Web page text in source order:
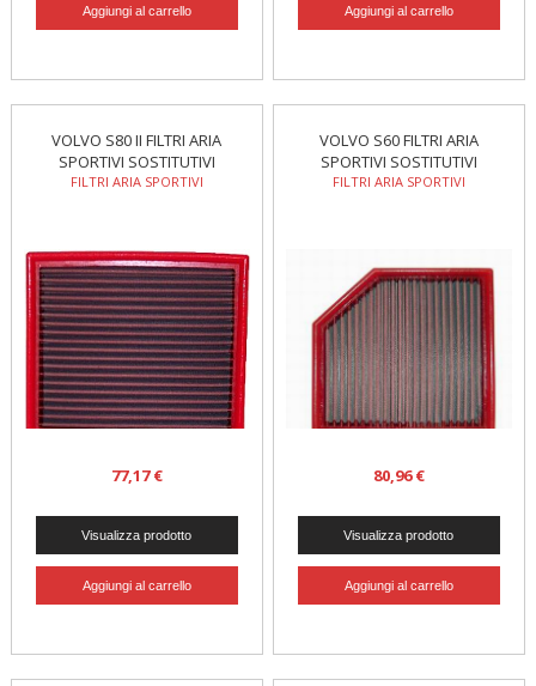
VOLVO S80 II FILTRI ARIA
SPORTIVI SOSTITUTIVI
FILTRI ARIA SPORTIVI
77,17 €
VOLVO S60 FILTRI ARIA
SPORTIVI SOSTITUTIVI
FILTRI ARIA SPORTIVI
80,96 €